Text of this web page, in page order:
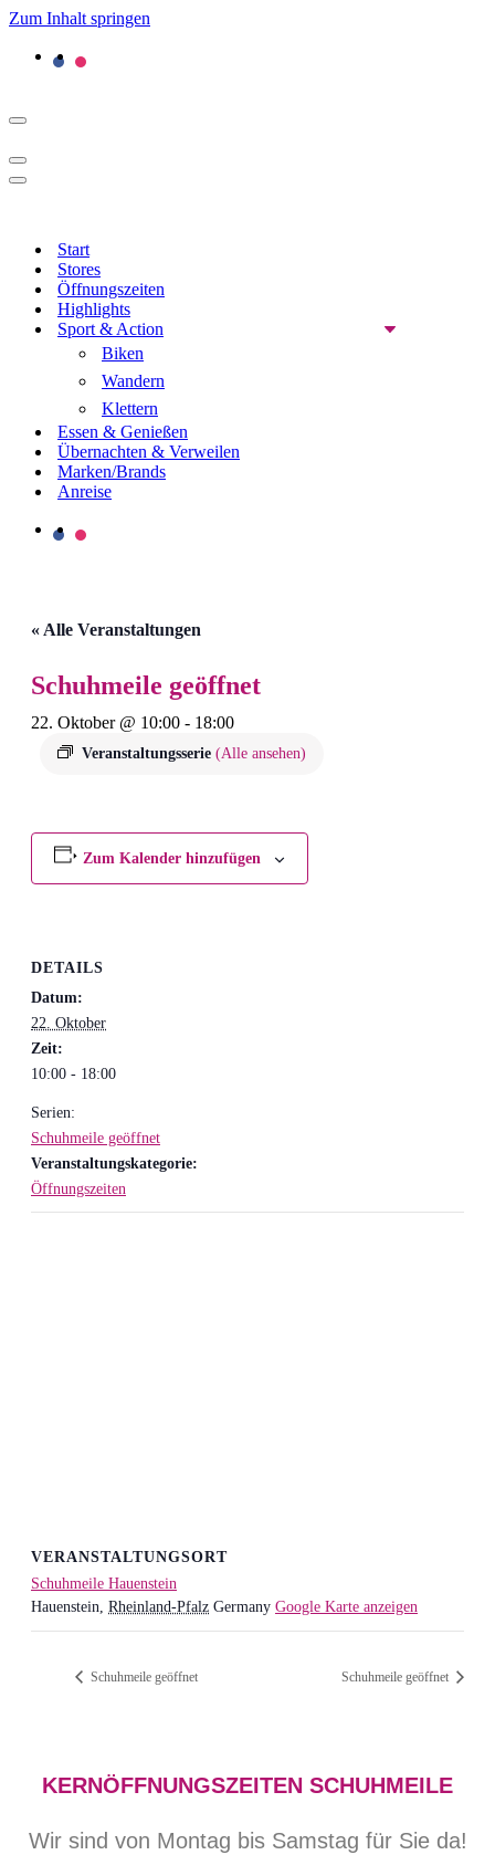
Zum Inhalt springen
Navigationsmenü
Navigationsmenü
Navigationsmenü
Start
Stores
Öffnungszeiten
Highlights
Sport & Action
Biken
Wandern
Klettern
Essen & Genießen
Übernachten & Verweilen
Marken/Brands
Anreise
« Alle Veranstaltungen
Schuhmeile geöffnet
22. Oktober @ 10:00 - 18:00
Veranstaltungsserie (Alle ansehen)
Zum Kalender hinzufügen
DETAILS
Datum:
22. Oktober
Zeit:
10:00 - 18:00
Serien:
Schuhmeile geöffnet
Veranstaltungskategorie:
Öffnungszeiten
VERANSTALTUNGSORT
Schuhmeile Hauenstein
Hauenstein, Rheinland-Pfalz Germany Google Karte anzeigen
Schuhmeile geöffnet Schuhmeile geöffnet
KERNÖFFNUNGSZEITEN SCHUHMEILE
Wir sind von Montag bis Samstag für Sie da!